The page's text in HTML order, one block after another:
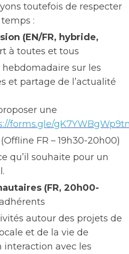
toutefois de respecter
:
(EN/FR, hybride,
à toutes et tous
hebdomadaire sur les
et partage de l’actualité
une
forms.gle/
(Offline FR – 19h30-20h00)
qu’il souhaite pour un
(FR, 20h00-
autour des projets de
et de la vie de
interaction avec les